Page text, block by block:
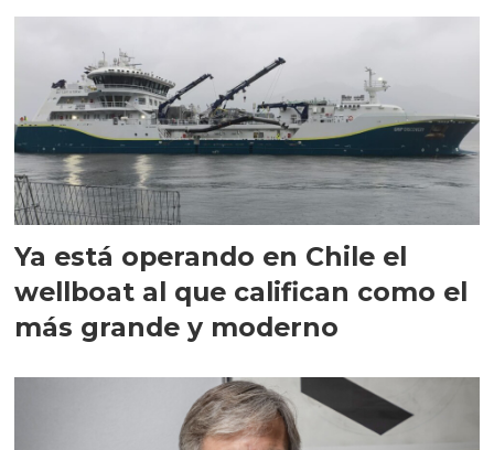
Ya está operando en Chile el
wellboat al que califican como el
más grande y moderno